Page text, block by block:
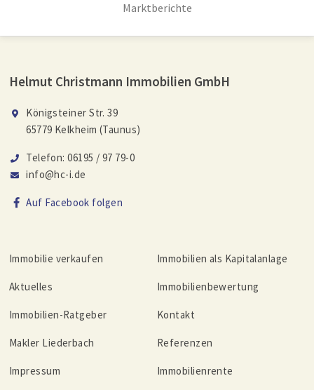
Marktberichte
Helmut Christmann Immobilien GmbH
Königsteiner Str. 39
65779 Kelkheim (Taunus)
Telefon: 06195 / 97 79-0
info@hc-i.de
Auf Facebook folgen
Immobilie verkaufen Immobilien als Kapitalanlage
Aktuelles Immobilienbewertung
Immobilien-Ratgeber Kontakt
Makler Liederbach Referenzen
Impressum Immobilienrente